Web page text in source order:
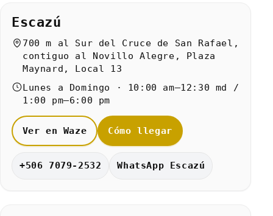
Escazú
700 m al Sur del Cruce de San Rafael,
contiguo al Novillo Alegre, Plaza
Maynard, Local 13
Lunes a Domingo · 10:00 am–12:30 md /
1:00 pm–6:00 pm
Ver en Waze Cómo llegar
+506 7079-2532 WhatsApp Escazú